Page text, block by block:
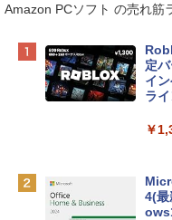
プ
e
レ
ィ
￥
Amazon PCソフト の売れ筋
定
イ
ラ
￥
4(最